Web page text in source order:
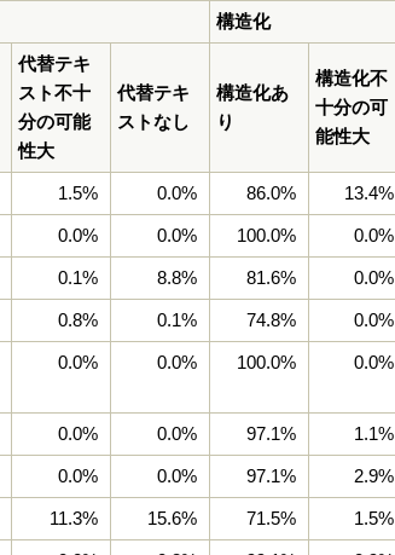
構造化
代替テキ
スト不十
分の可能
性大
代替テキ
ストなし
構造化あ
り
構造化不
十分の可
能性大
1.5% 0.0% 86.0% 13.4%
0.0% 0.0% 100.0% 0.0%
0.1% 8.8% 81.6% 0.0%
0.8% 0.1% 74.8% 0.0%
0.0% 0.0% 100.0% 0.0%
0.0% 0.0% 97.1% 1.1%
0.0% 0.0% 97.1% 2.9%
11.3% 15.6% 71.5% 1.5%